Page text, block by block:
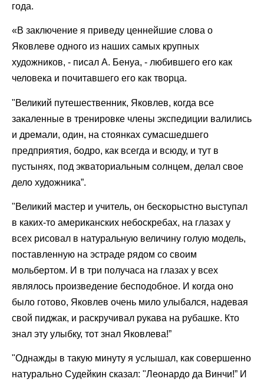
года.
«В заключение я приведу ценнейшие слова о
Яковлеве одного из наших самых крупных
художников, - писал А. Бенуа, - любившего его как
человека и почитавшего его как творца.
"Великий путешественник, Яковлев, когда все
закаленные в тренировке члены экспедиции валились
и дремали, один, на стоянках сумасшедшего
предприятия, бодро, как всегда и всюду, и тут в
пустынях, под экваториальным солнцем, делал свое
дело художника”.
"Великий мастер и учитель, он бескорыстно выступал
в каких-то американских небоскребах, на глазах у
всех рисовал в натуральную величину голую модель,
поставленную на эстраде рядом со своим
мольбертом. И в три получаса на глазах у всех
являлось произведение бесподобное. И когда оно
было готово, Яковлев очень мило улыбался, надевая
свой пиджак, и раскручивал рукава на рубашке. Кто
знал эту улыбку, тот знал Яковлева!”
"Однажды в такую минуту я услышал, как совершенно
натурально Судейкин сказал: "Леонардо да Винчи!” И